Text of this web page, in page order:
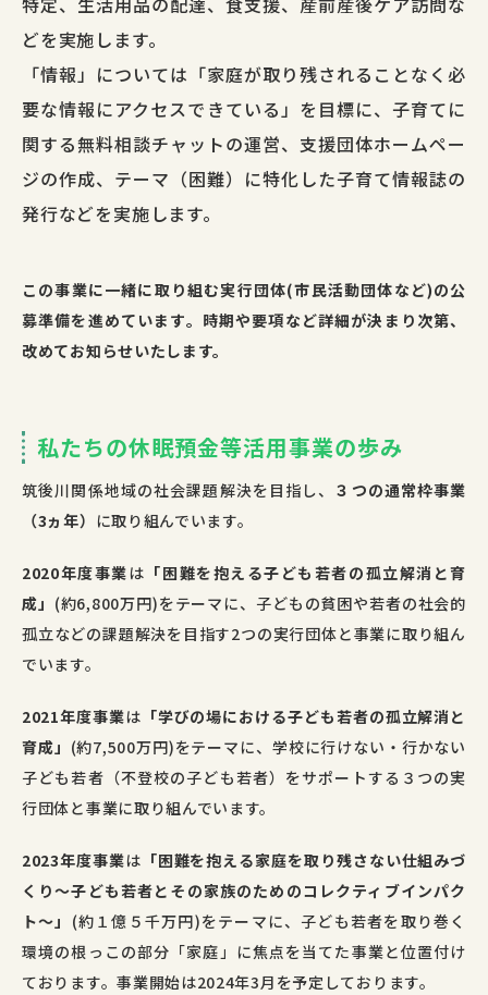
どを実施します。
「情報」については「家庭が取り残されることなく必
要な情報にアクセスできている」を目標に、子育てに
関する無料相談チャットの運営、支援団体ホームペー
ジの作成、テーマ（困難）に特化した子育て情報誌の
発行などを実施します。
この事業に一緒に取り組む実行団体(市民活動団体など)の公
募準備を進めています。時期や要項など詳細が決まり次第、
改めてお知らせいたします。
私たちの休眠預金等活用事業の歩み
筑後川関係地域の社会課題解決を目指し、 ３つの通常枠事業
（3ヵ年） に取り組んでいます。
2020年度事業は 「困難を抱える子ども若者の孤立解消と育
成」 (約6,800万円)をテーマに、子どもの貧困や若者の社会的
孤立などの課題解決を目指す2つの実行団体と事業に取り組ん
でいます。
2021年度事業は 「学びの場における子ども若者の孤立解消と
育成」 (約7,500万円)をテーマに、学校に行けない・行かない
子ども若者（不登校の子ども若者）をサポートする３つの実
行団体と事業に取り組んでいます。
2023年度事業は 「困難を抱える家庭を取り残さない仕組みづ
くり〜子ども若者とその家族のためのコレクティブインパク
ト〜」 (約１億５千万円)をテーマに、子ども若者を取り巻く
環境の根っこの部分「家庭」に焦点を当てた事業と位置付け
ております。事業開始は2024年3月を予定しております。